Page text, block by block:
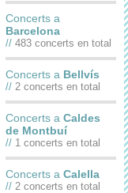
Concerts a
Barcelona
//483 concerts en total
Concerts a Bellvís
//2 concerts en total
Concerts a Caldes
de Montbuí
//1 concerts en total
Concerts a Calella
//2 concerts en total